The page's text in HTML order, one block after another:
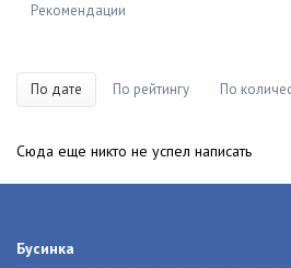
Рекомендации
По дате По рейтингу По
Сюда еще никто не успел написать
Бусинка